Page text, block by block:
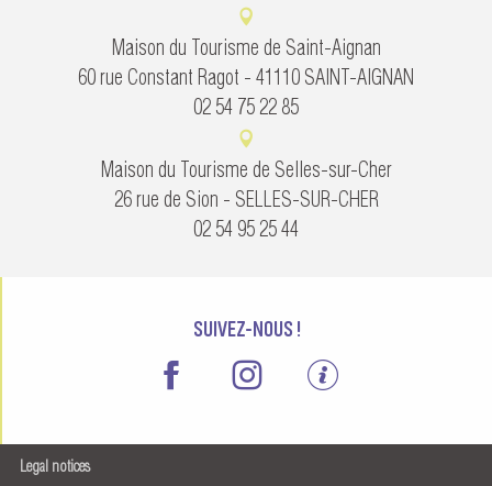
Maison du Tourisme de Saint-Aignan
60 rue Constant Ragot - 41110 SAINT-AIGNAN
02 54 75 22 85
Maison du Tourisme de Selles-sur-Cher
26 rue de Sion - SELLES-SUR-CHER
02 54 95 25 44
SUIVEZ-NOUS !
Legal notices